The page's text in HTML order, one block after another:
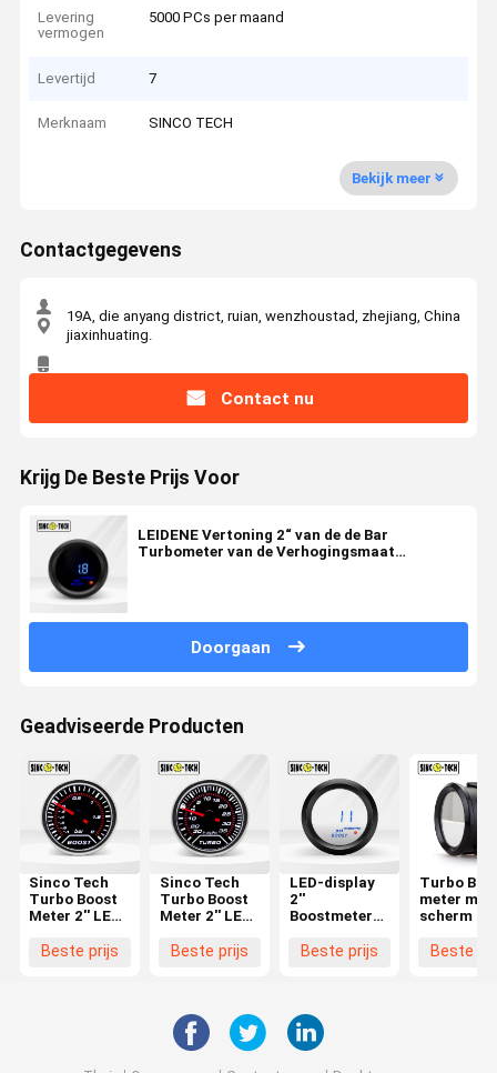
Levering
vermogen
5000 PCs per maand
Levertijd 7
Merknaam SINCO TECH
Bekijk meer
Contactgegevens
19A, die anyang district, ruian, wenzhoustad, zhejiang, China
jiaxinhuating.
Contact nu
Krijg De Beste Prijs Voor
LEIDENE Vertoning 2“ van de de Bar
Turbometer van de Verhogingsmaat
Doorgaan
Geadviseerde Producten
Sinco Tech
Turbo Boost
Meter 2'' LED
6141T Auto
Beste prijs
Sinco Tech
Turbo Boost
Meter 2'' LED
6142T Auto
Beste prijs
LED-display
2''
Boostmeterbalk
Sinco Tech
Beste prijs
Turbo
meter met
scherm 2 ''
6111B
Beste